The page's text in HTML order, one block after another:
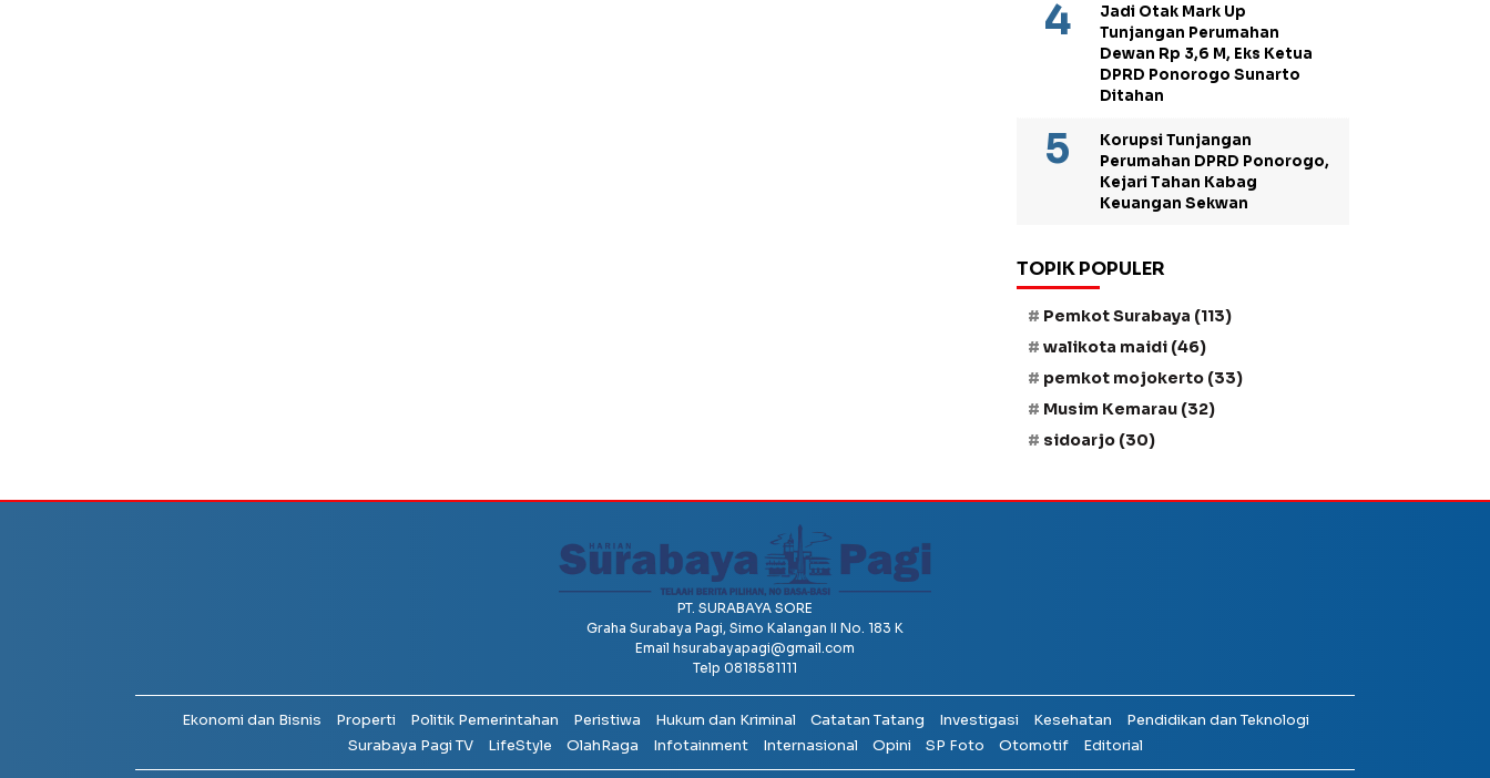
Jadi Otak Mark Up
Tunjangan Perumahan
Dewan Rp 3,6 M, Eks Ketua
DPRD Ponorogo Sunarto
Ditahan
Korupsi Tunjangan
Perumahan DPRD Ponorogo,
Kejari Tahan Kabag
Keuangan Sekwan
TOPIK POPULER
Pemkot Surabaya (113)
walikota maidi (46)
pemkot mojokerto (33)
Musim Kemarau (32)
sidoarjo (30)
PT. SURABAYA SORE
Graha Surabaya Pagi, Simo Kalangan II No. 183 K
Email hsurabayapagi@gmail.com
Telp 0818581111
Ekonomi dan Bisnis Properti Politik Pemerintahan Peristiwa Hukum dan Kriminal Catatan Tatang Investigasi Kesehatan
Pendidikan dan Teknologi
Surabaya Pagi TV
LifeStyle OlahRaga Infotainment Internasional Opini SP Foto Otomotif Editorial